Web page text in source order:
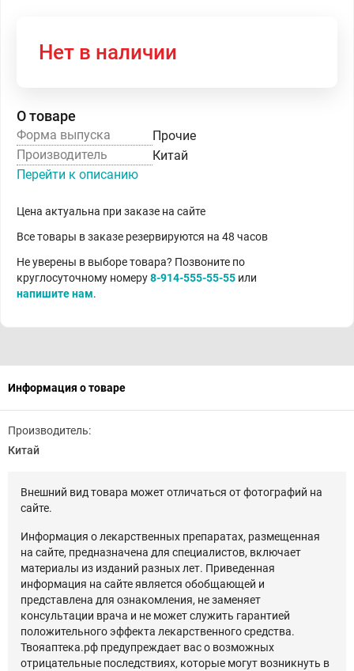
Нет в наличии
О товаре
Форма выпуска
Прочие
Производитель
Китай
Перейти к описанию
Цена актуальна при заказе на сайте
Все товары в заказе резервируются на 48 часов
Не уверены в выборе товара? Позвоните по
круглосуточному номеру8-914-555-55-55 или
напишите нам.
Информация о товаре
Производитель:
Китай
Внешний вид товара может отличаться от фотографий на
сайте.
Информация о лекарственных препаратах, размещенная
на сайте, предназначена для специалистов, включает
материалы из изданий разных лет. Приведенная
информация на сайте является обобщающей и
представлена для ознакомления, не заменяет
консультации врача и не может служить гарантией
положительного эффекта лекарственного средства.
Твояаптека.рф предупреждает вас о возможных
отрицательные последствиях, которые могут возникнуть в